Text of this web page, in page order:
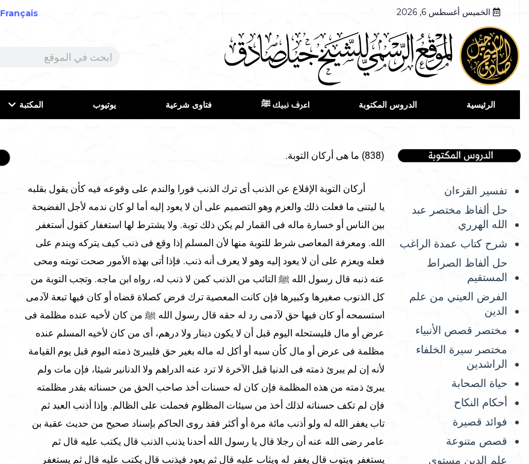
الخميس أغسطس 6, 2026 Français
الرئيسية الدروس المكتوبة اعرف نبيك ﷺ فتاوى شرعية يوتيوب المكتبة
تفسير القرءان
حل ألفاظ مختصر عبد
الله الهرري
شرح كتاب عمدة الراغب
حل ألفاظ الصراط
المستقيم
الفرض العيني من علم
الدين
مختصر قصص الأنبياء
مختصر سيرة الخلفاء
الراشدين
حياة الصحابة
أحكام النكاح
فوائد قصيرة
قصص متنوعة
علم الدين مستوى
(838) ما هى أركان التوبة.
أركان التوبة الإقلاع عن الذنب أى ترك الذنب فورا والندم على وقوعه فيه كأن يقول بقلبه
يا ليتنى ما فعلت ذلك والعزم وهو التصميم على أن لا يعود إليه أما لو كان ندمه لأجل الفضيحة
بين الناس أو خسارة ماله فى القمار لم يكن ذلك توبة. ولا يشترط لها استغفار كقول أستغفر
الله. ومعرفة المعاصى شرط للتوبة منها لأن المسلم إذا وقع فى ذنب كيف يتركه ويندم على
فعله ويعزم على أن لا يعود إليه وهو لا يعرف أنه ذنب. فإذا أتى بهذه الأمور صحت توبته ومحى
عنه ذنبه قال رسول الله ﷺ التائب من الذنب كمن لا ذنب له، رواه ابن ماجه. وتجب التوبة من
كل الذنوب صغيرها وكبيرها فإن كانت المعصية ترك فرض كصلاة قضاه أو كان فيها تبعة لآدمى
استسمحه أو كان فيها حق لآدمى رد له حقه قال رسول الله ﷺ من كان لأخيه عنده مظلمة فى
عرض أو مال فليستحله اليوم قبل أن لا يكون دينار ولا درهم، أى من كان لأخيه المسلم عنده
مظلمة فى عرض أو مال كأن سبه أو أكل له ماله بغير حق فليبرئ ذمته اليوم قبل يوم القيامة
لأنه إن لم يبرئ ذمته فى الدنيا قبل الآخرة لا ترد عنه الدراهم ولا الدنانير شيئا، فإن مات ولم
يبرئ ذمته من هذه المظلمة فإن كان له حسنات أخذ صاحب الحق من حسناته بقدر مظلمته
فإن لم تكف حسناته لذلك أخذ من سيئات المظلوم فحملت على الظالم. وإذا أذنب العبد ثم
تاب يغفر الله له ولو أذنب مائة مرة أو أكثر فقد روى الحاكم بإسناد صحيح من حديث عقبة بن
عامر رضى الله عنه أن رجلا قال يا رسول الله أحدنا يذنب الذنب قال يكتب عليه قال ثم
يستغفر ويتوب قال يغفر له ويثاب عليه قال ثم يعود فيذنب قال يكتب عليه قال ثم يستغفر